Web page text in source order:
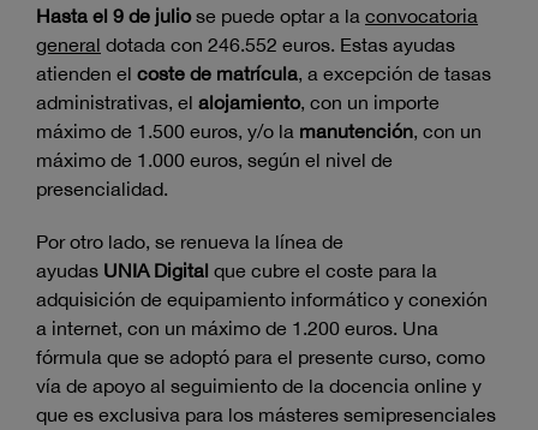
Hasta el 9 de juliose puede optar a la convocatoria
general dotada con 246.552 euros. Estas ayudas
atienden el coste de matrícula, a excepción de tasas
administrativas, el alojamiento, con un importe
máximo de 1.500 euros, y/o la manutención, con un
máximo de 1.000 euros, según el nivel de
presencialidad.
Por otro lado, se renueva la línea de
ayudas UNIA Digital que cubre el coste para la
adquisición de equipamiento informático y conexión
a internet, con un máximo de 1.200 euros. Una
fórmula que se adoptó para el presente curso, como
vía de apoyo al seguimiento de la docencia online y
que es exclusiva para los másteres semipresenciales